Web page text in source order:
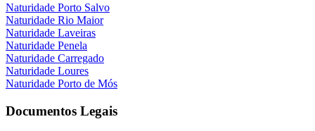
Naturidade Porto Salvo
Naturidade Rio Maior
Naturidade Laveiras
Naturidade Penela
Naturidade Carregado
Naturidade Loures
Naturidade Porto de Mós
Documentos Legais